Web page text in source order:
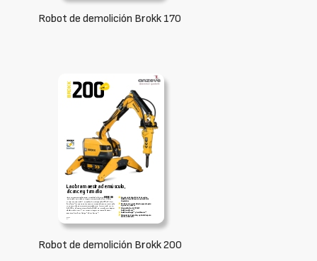
Robot de demolición Brokk 170
Robot de demolición Brokk 200